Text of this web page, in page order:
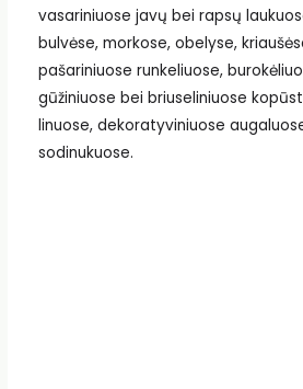
vasariniuose javų bei rapsų
bulvėse, morkose, obelyse,
pašariniuose runkeliuose,
gūžiniuose bei briuseliniuose
linuose, dekoratyviniuose
sodinukuose.